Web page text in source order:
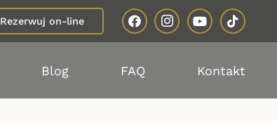
Rezerwuj on-line
Blog FAQ Kontakt